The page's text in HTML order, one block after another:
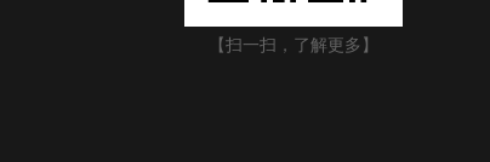
【扫一扫，了解更多】